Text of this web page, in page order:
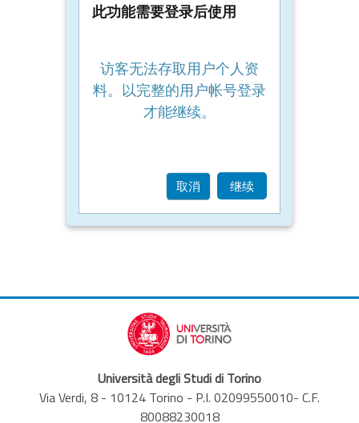
此功能需要登录后使用
访客无法存取用户个人资
料。以完整的用户帐号登录
才能继续。
取消 继续
Università degli Studi di Torino
Via Verdi, 8 - 10124 Torino - P.I. 02099550010- C.F.
80088230018